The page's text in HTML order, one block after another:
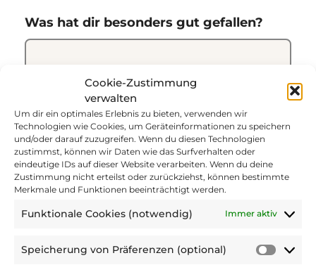
Cookie-Zustimmung
verwalten
Um dir ein optimales Erlebnis zu bieten, verwenden wir
Technologien wie Cookies, um Geräteinformationen zu speichern
und/oder darauf zuzugreifen. Wenn du diesen Technologien
zustimmst, können wir Daten wie das Surfverhalten oder
eindeutige IDs auf dieser Website verarbeiten. Wenn du deine
Zustimmung nicht erteilst oder zurückziehst, können bestimmte
Merkmale und Funktionen beeinträchtigt werden.
Funktionale Cookies (notwendig) Immer aktiv
Speicherung von Präferenzen (optional)
Was hat dir besonders gut gefallen?
2. Die Referent:innen waren fachlich
Übungen verständlich vermittelt.